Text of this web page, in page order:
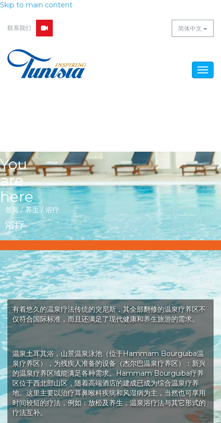
Skip to main content
简体中文
联系我们
You
are
here
首页 / 养生 / 浴疗
浴疗
有着悠久的温泉疗法传统的突尼斯，其全部翻修的温泉疗养区不
仅符合国际标准，而且还满足了现代健康和养生旅游的需求。
温泉土耳其浴，山景温泉泳池（位于Hammam Bourguiba温
泉疗养区），为残疾人准备的设备（杰尔巴温泉疗养区）：新兴
的温泉疗养区域能满足各种需求。Hammam Bourguiba疗养
区位于西北部山区，随着高端酒店的建成已成为综合温泉疗养
地。这里主要以治疗耳鼻喉科疾病和风湿病为主，当然也可享用
时间较短的疗法，例如：放松及养生，温泉浴疗法与其它形式的
疗法互补。